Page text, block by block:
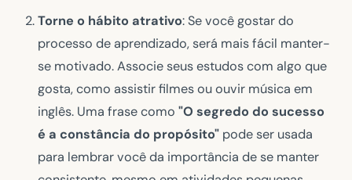
Torne o hábito atrativo: Se você gostar do
processo de aprendizado, será mais fácil manter-
se motivado. Associe seus estudos com algo que
gosta, como assistir filmes ou ouvir música em
inglês. Uma frase como "O segredo do sucesso
é a constância do propósito" pode ser usada
para lembrar você da importância de se manter